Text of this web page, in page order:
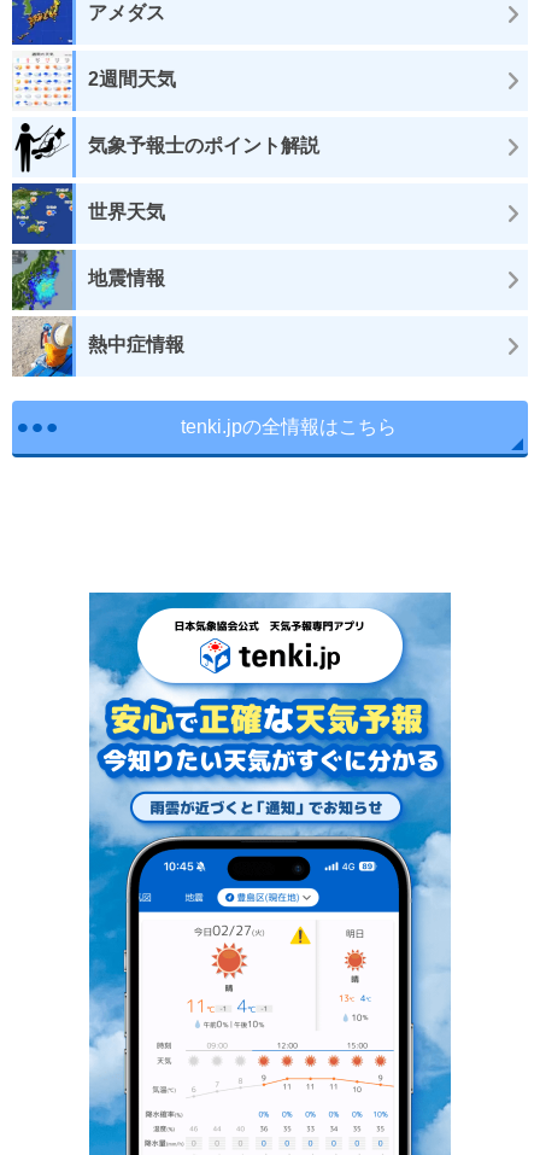
アメダス
2週間天気
気象予報士のポイント解説
世界天気
地震情報
熱中症情報
tenki.jpの全情報はこちら